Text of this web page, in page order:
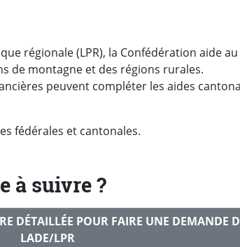
régionale (LPR), la Confédération aide au
de montagne et des régions rurales.
peuvent compléter les aides
fédérales et cantonales.
à suivre ?
DÉTAILLÉE POUR FAIRE UNE DEMANDE
LADE/LPR